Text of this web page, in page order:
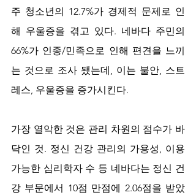
주 청소년의 12.7%가 경제적 문제로 인
해 우울증을 겪고 있다. 네바다 주민의
66%가 인종/민족으로 인해 편견을 느끼
는 것으로 조사 됐는데, 이는 불안, 스트
레스, 우울증을 증가시킨다.
가장 열악한 것은 관리 차원의 점수가 바
닥인 것. 정신 건강 관리의 가용성, 이용
가능한 심리학자 수 등 네바다는 정신 건
강 부문에서 10점 만점에 2.06점을 받았